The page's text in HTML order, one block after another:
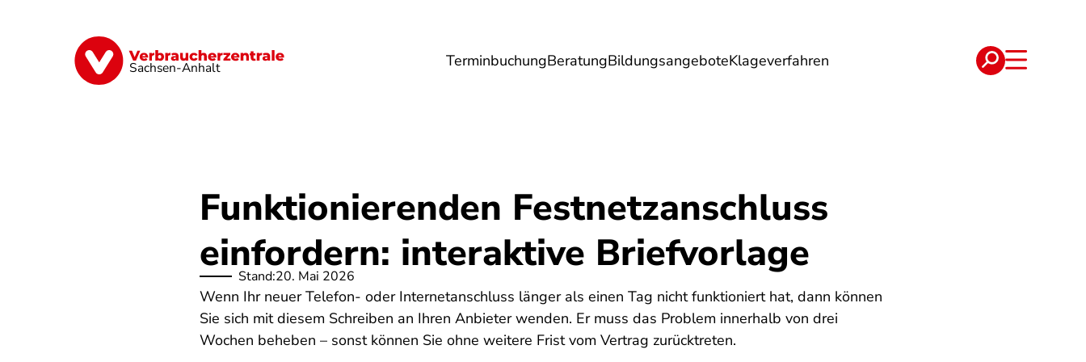
Sachsen-Anhalt TerminbuchungBeratungBildungsangeboteKlageverfahren
Finanzen Digitales Lebensmittel Gesundheit Energie Reise Verträge
Funktionierenden Festnetzanschluss
einfordern: interaktive Briefvorlage
Stand:20. Mai 2026
Wenn Ihr neuer Telefon- oder Internetanschluss länger als einen Tag nicht funktioniert hat, dann können
Sie sich mit diesem Schreiben an Ihren Anbieter wenden. Er muss das Problem innerhalb von drei
Wochen beheben – sonst können Sie ohne weitere Frist vom Vertrag zurücktreten.